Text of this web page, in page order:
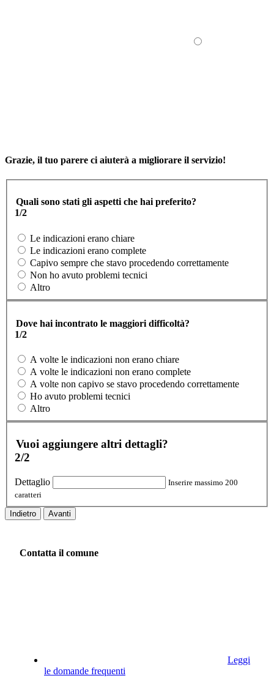
Grazie, il tuo parere ci aiuterà a migliorare il servizio!
Quali sono stati gli aspetti che hai preferito?
1/2
Le indicazioni erano chiare
Le indicazioni erano complete
Capivo sempre che stavo procedendo correttamente
Non ho avuto problemi tecnici
Altro
Dove hai incontrato le maggiori difficoltà?
1/2
A volte le indicazioni non erano chiare
A volte le indicazioni non erano complete
A volte non capivo se stavo procedendo correttamente
Ho avuto problemi tecnici
Altro
Vuoi aggiungere altri dettagli?
2/2
Dettaglio
Inserire massimo 200
caratteri
Indietro Avanti
Contatta il comune
Leggi
le domande frequenti